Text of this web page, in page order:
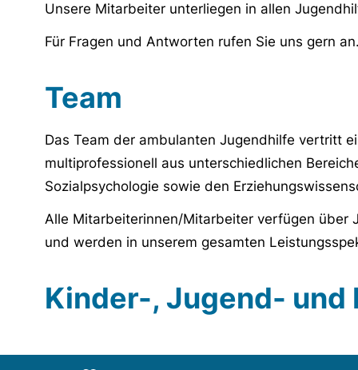
Unsere Mitarbeiter unterliegen in allen
Für Fragen und Antworten rufen Sie uns gern
Team
Das Team der ambulanten Jugendhilfe vertritt
multiprofessionell aus unterschiedlichen
Sozialpsychologie sowie den
Alle Mitarbeiterinnen/Mitarbeiter verfügen über
und werden in unserem gesamten
Kinder-, Jugend- und